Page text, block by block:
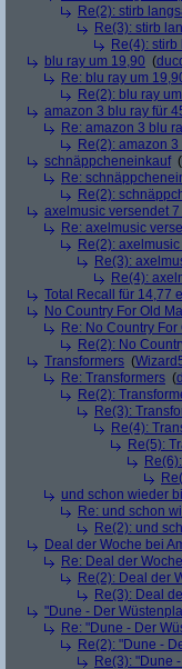
Re(2): stirb
Re(3): stirb
Re(4):
blu ray um 19,90 (
Re: blu ray um
Re(2): blu ray
amazon 3 blu ray für
Re: amazon 3 blu
Re(2): amazon
schnäppcheneinkauf(
Re:
Re(2):
axelmusic versendet
Re: axelmusic
Re(2):
Re(3):
Re(4):
Total Recall für 14,77
No Country For Old
Re: No Country
Re(2): No
Transformers (
Re: Transformers (
Re(2):
Re(3):
Re(4):
Re(5):
und schon wieder
Re: und schon
Re(2): und
Deal der Woche bei
Re: Deal der
Re(2): Deal der
Re(3): Deal
"Dune - Der
Re: "Dune - Der
Re(2): "Dune -
Re(3): "Dune